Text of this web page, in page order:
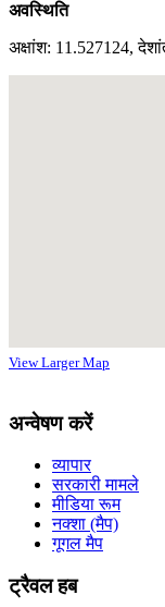
अवस्थिति
अक्षांश: 11.527124,
View Larger Map
अन्वेषण करें
व्यापार
सरकारी मामले
मीडिया रूम
नक्शा (मैप)
गूगल मैप
ट्रैवल हब